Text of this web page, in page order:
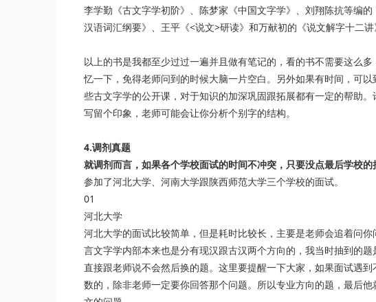
李学勤《古文字学初阶》、陈梦家《中国文字学》、刘翔陈抗等编
汉语词汇纲要》、王平《<说文>研读》和万献初的《说文解字十二讲
以上的书是我都至少过过一遍并且做有笔记的，看的书不需要这么
忆一下，免得老师问到的时候大脑一片空白。另外如果有时间，可
些古文字学的公开课，对于知识的加深巩固跟拓展都有一定的帮助
写留个印象，老师可能会让你分析个别字的结构。
4.调剂真题
就调剂而言，如果各个学校面试的时间不冲突，只要没点最后学校的
参加了河北大学、河南大学跟陕西师范大学三个学校的面试。
01
河北大学
河北大学的面试比较简单，但是耗时比较长，主要是老师会追着问
言文字学内部本来也是分有现汉跟古汉两个方向的，我当时抽到的
直接跟老师说不会然后换的题。这里要提醒一下大家，如果面试遇
数的，除非老师一定要你回答那个问题。所以专业方向的题，最后